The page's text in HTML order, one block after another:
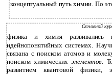
концептуальный путь химии. По
Основной
физика и химия развивались
идейнопонятийных системах.
связана с поиском атомов и
поиском химических элементов.
развитием квантовой